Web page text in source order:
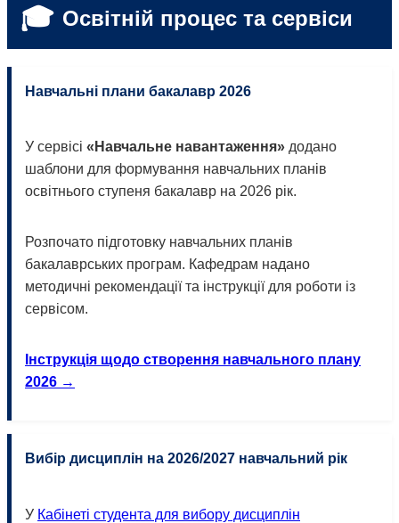
🎓 Освітній процес та сервіси
Навчальні плани бакалавр 2026
У сервісі «Навчальне навантаження» додано
шаблони для формування навчальних планів
освітнього ступеня бакалавр на 2026 рік.
Розпочато підготовку навчальних планів
бакалаврських програм. Кафедрам надано
методичні рекомендації та інструкції для роботи із
сервісом.
Інструкція щодо створення навчального плану
2026 →
Вибір дисциплін на 2026/2027 навчальний рік
У Кабінеті студента для вибору дисциплін